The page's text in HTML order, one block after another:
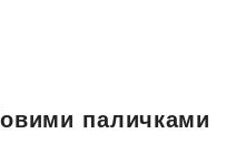
паличками